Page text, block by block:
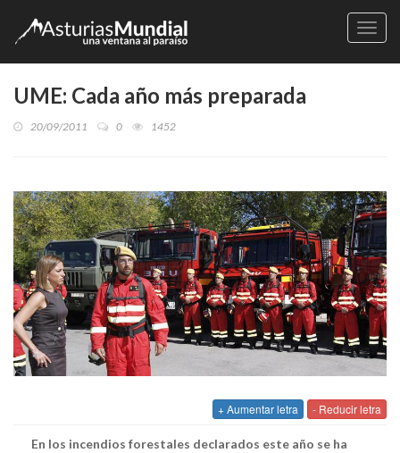
UME: Cada año más preparada
20/09/2011 0 1452
+ Aumentar letra - Reducir letra
En los incendios forestales declarados este año se ha